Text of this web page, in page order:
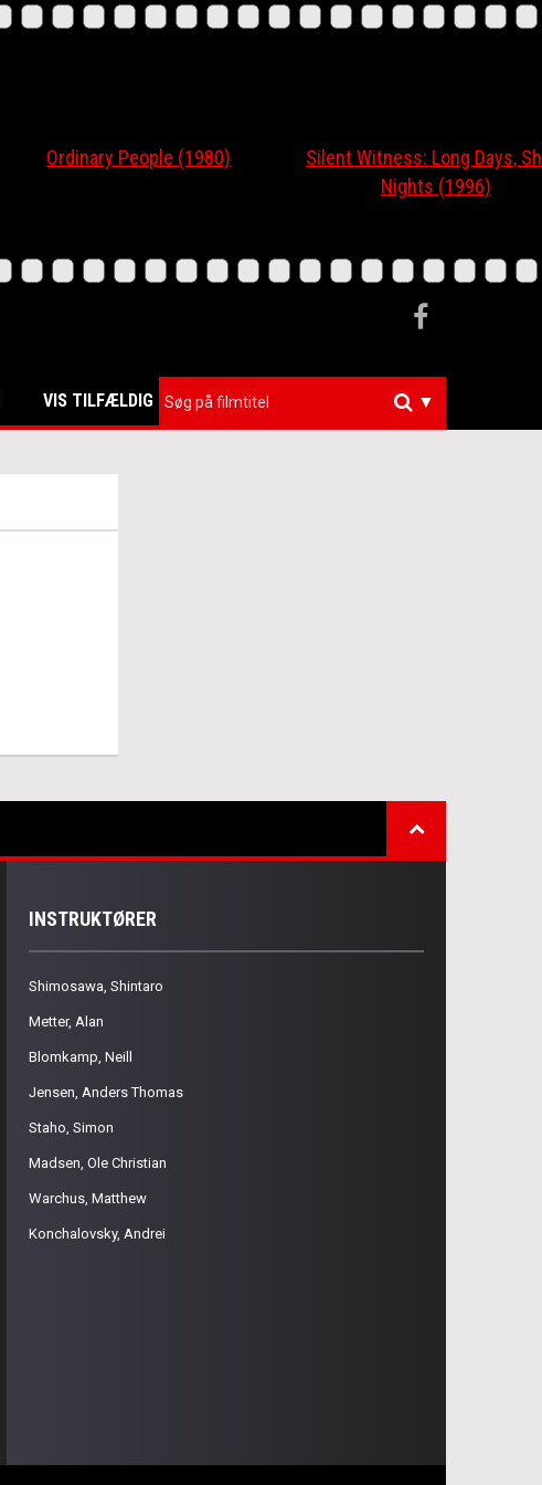
Ordinary People (1980)
Silent Witness: Long Days, Short
Nights (1996)
VIS TILFÆLDIG ▼
INSTRUKTØRER
Shimosawa, Shintaro
Metter, Alan
Blomkamp, Neill
Jensen, Anders Thomas
Staho, Simon
Madsen, Ole Christian
Warchus, Matthew
Konchalovsky, Andrei